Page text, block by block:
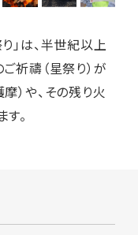
」は、半世紀以上
祈禱（星祭り）が
）や、その残り火
。